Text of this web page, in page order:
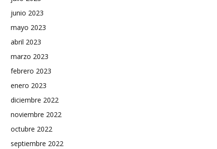
junio 2023
mayo 2023
abril 2023
marzo 2023
febrero 2023
enero 2023
diciembre 2022
noviembre 2022
octubre 2022
septiembre 2022